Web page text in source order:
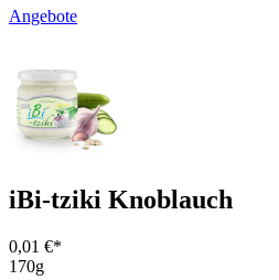
Angebote
iBi-tziki Knoblauch
0,01 €*
170g